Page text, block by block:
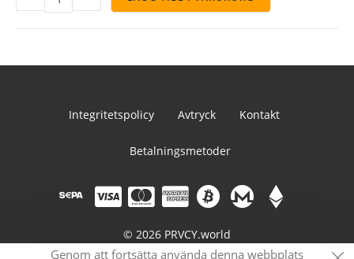
Integritetspolicy Avtryck Kontakt
Betalningsmetoder
© 2026 PRVCY.world
Genom att fortsätta använda denna webbplats